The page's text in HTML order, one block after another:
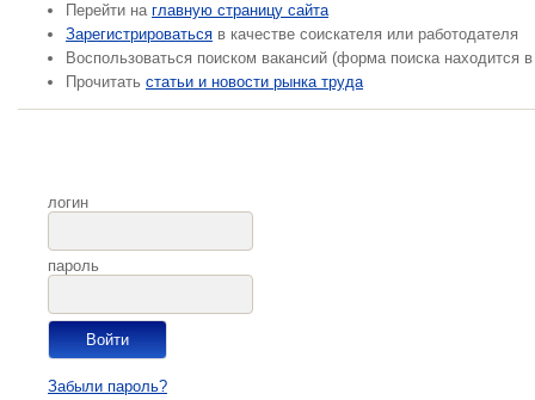
Перейти на главную страницу сайта
Зарегистрироваться в качестве соискателя или работодателя
Воспользоваться поиском вакансий (форма поиска находится
Прочитать статьи и новости рынка труда
логин
пароль
Забыли пароль?